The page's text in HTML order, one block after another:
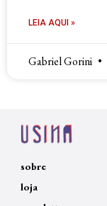
LEIA AQUI »
Gabriel Gorini
sobre
loja